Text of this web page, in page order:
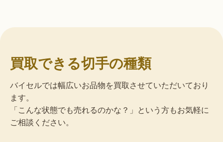
買取できる切手の種類
バイセルでは幅広いお品物を買取させていただいており
ます。
「こんな状態でも売れるのかな？」という方もお気軽に
ご相談ください。